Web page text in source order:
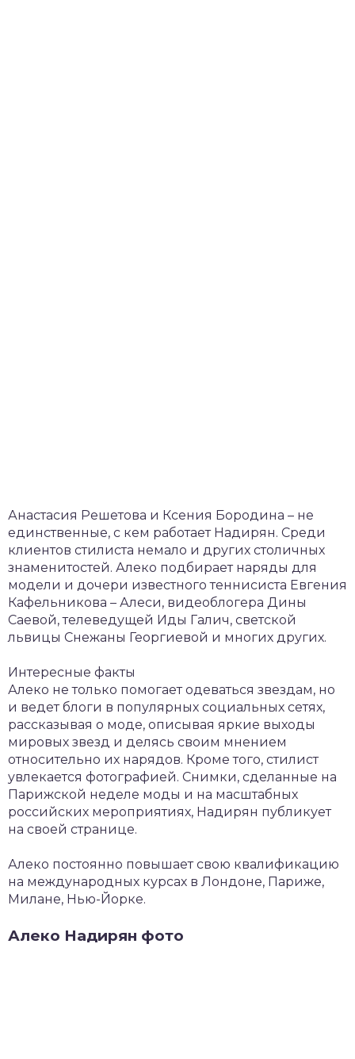
Анастасия Решетова и Ксения Бородина – не
единственные, с кем работает Надирян. Среди
клиентов стилиста немало и других столичных
знаменитостей. Алеко подбирает наряды для
модели и дочери известного теннисиста Евгения
Кафельникова – Алеси, видеоблогера Дины
Саевой, телеведущей Иды Галич, светской
львицы Снежаны Георгиевой и многих других.
Интересные факты
Алеко не только помогает одеваться звездам, но
и ведет блоги в популярных социальных сетях,
рассказывая о моде, описывая яркие выходы
мировых звезд и делясь своим мнением
относительно их нарядов. Кроме того, стилист
увлекается фотографией. Снимки, сделанные на
Парижской неделе моды и на масштабных
российских мероприятиях, Надирян публикует
на своей странице.
Алеко постоянно повышает свою квалификацию
на международных курсах в Лондоне, Париже,
Милане, Нью-Йорке.
Алеко Надирян фото